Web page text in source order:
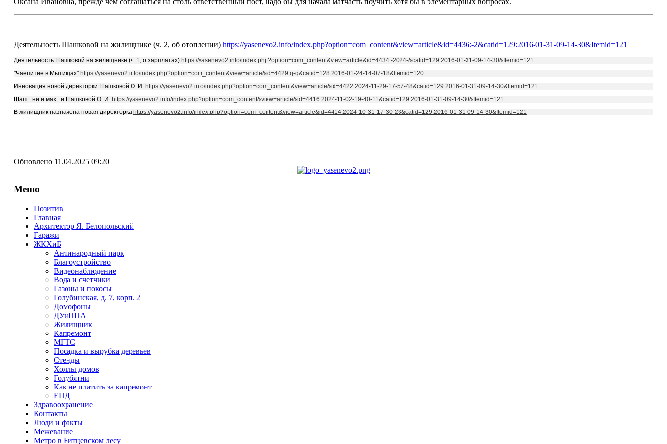
Деятельность Шашковой на жилищнике (ч. 2, об отоплении) https://yasenevo2.info/index.php?option=com_content&view=article&id=4436:-2&catid=129:2016-01-31-09-14-30&Itemid=121
Деятельность Шашковой на жилищнике (ч. 1, о зарплатах) https://yasenevo2.info/index.php?option=com_content&view=article&id=4434:-2024-&catid=129:2016-01-31-09-14-30&Itemid=121
"Чаепитие в Мытищах" https://yasenevo2.info/index.php?option=com_content&view=article&id=4429:q-q&catid=128:2016-01-24-14-07-18&Itemid=120
Инновация новой директорки Шашковой О. И. https://yasenevo2.info/index.php?option=com_content&view=article&id=4422:2024-11-29-17-57-48&catid=129:2016-01-31-09-14-30&Itemid=121
Шаш...ни и мах...и Шашковой О. И. https://yasenevo2.info/index.php?option=com_content&view=article&id=4416:2024-11-02-19-40-11&catid=129:2016-01-31-09-14-30&Itemid=121
В жилищник назначена новая директорка https://yasenevo2.info/index.php?option=com_content&view=article&id=4414:2024-10-31-17-30-23&catid=129:2016-01-31-09-14-30&Itemid=121
Обновлено 11.04.2025 09:20
Меню
Позитив
Главная
Архитектор Я. Белопольский
Гаражи
ЖКХиБ
Антинародный парк
Благоустройство
Видеонаблюдение
Вода и счетчики
Газоны и покосы
Голубинская, д. 7, корп. 2
Домофоны
ДУиППА
Жилищник
Капремонт
МГТС
Посадка и вырубка деревьев
Стенды
Холлы домов
Голубятни
Как не платить за капремонт
ЕПД
Здравоохранение
Контакты
Люди и факты
Межевание
Метро в Битцевском лесу